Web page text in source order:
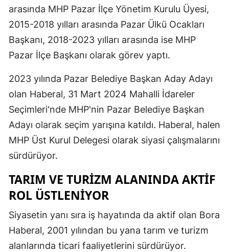
arasında MHP Pazar İlçe Yönetim Kurulu Üyesi,
2015-2018 yılları arasında Pazar Ülkü Ocakları
Başkanı, 2018-2023 yılları arasında ise MHP
Pazar İlçe Başkanı olarak görev yaptı.
2023 yılında Pazar Belediye Başkan Aday Adayı
olan Haberal, 31 Mart 2024 Mahalli İdareler
Seçimleri'nde MHP'nin Pazar Belediye Başkan
Adayı olarak seçim yarışına katıldı. Haberal, halen
MHP Üst Kurul Delegesi olarak siyasi çalışmalarını
sürdürüyor.
TARIM VE TURIZM ALANINDA AKTIF
ROL ÜSTLENIYOR
Siyasetin yanı sıra iş hayatında da aktif olan Bora
Haberal, 2001 yılından bu yana tarım ve turizm
alanlarında ticari faaliyetlerini sürdürüyor.